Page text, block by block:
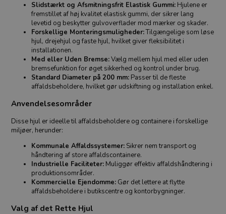
Slidstærkt og Afsmitningsfrit Elastisk Gummi: Hjulene er
fremstillet af høj kvalitet elastisk gummi, der sikrer lang
levetid og beskytter gulvoverflader mod mærker og skader.
Forskellige Monteringsmuligheder:Tilgængelige som løse
hjul, drejehjul og faste hjul, hvilket giver fleksibilitet i
installationen.
Med eller Uden Bremse:Vælg mellem hjul med eller uden
bremsefunktion for øget sikkerhed og kontrol under brug.
Standard Diameter på 200 mm: Passer til de fleste
affaldsbeholdere, hvilket gør udskiftning og installation enkel.
Anvendelsesområder
Disse hjul er ideelle til affaldsbeholdere og containere i forskellige
miljøer, herunder:
Kommunale Affaldssystemer: Sikrer nem transport og
håndtering af store affaldscontainere.
Industrielle Faciliteter: Muliggør effektiv affaldshåndtering i
produktionsområder.
Kommercielle Ejendomme: Gør det lettere at flytte
affaldsbeholdere i butikscentre og kontorbygninger.
Valg af det Rette Hjul